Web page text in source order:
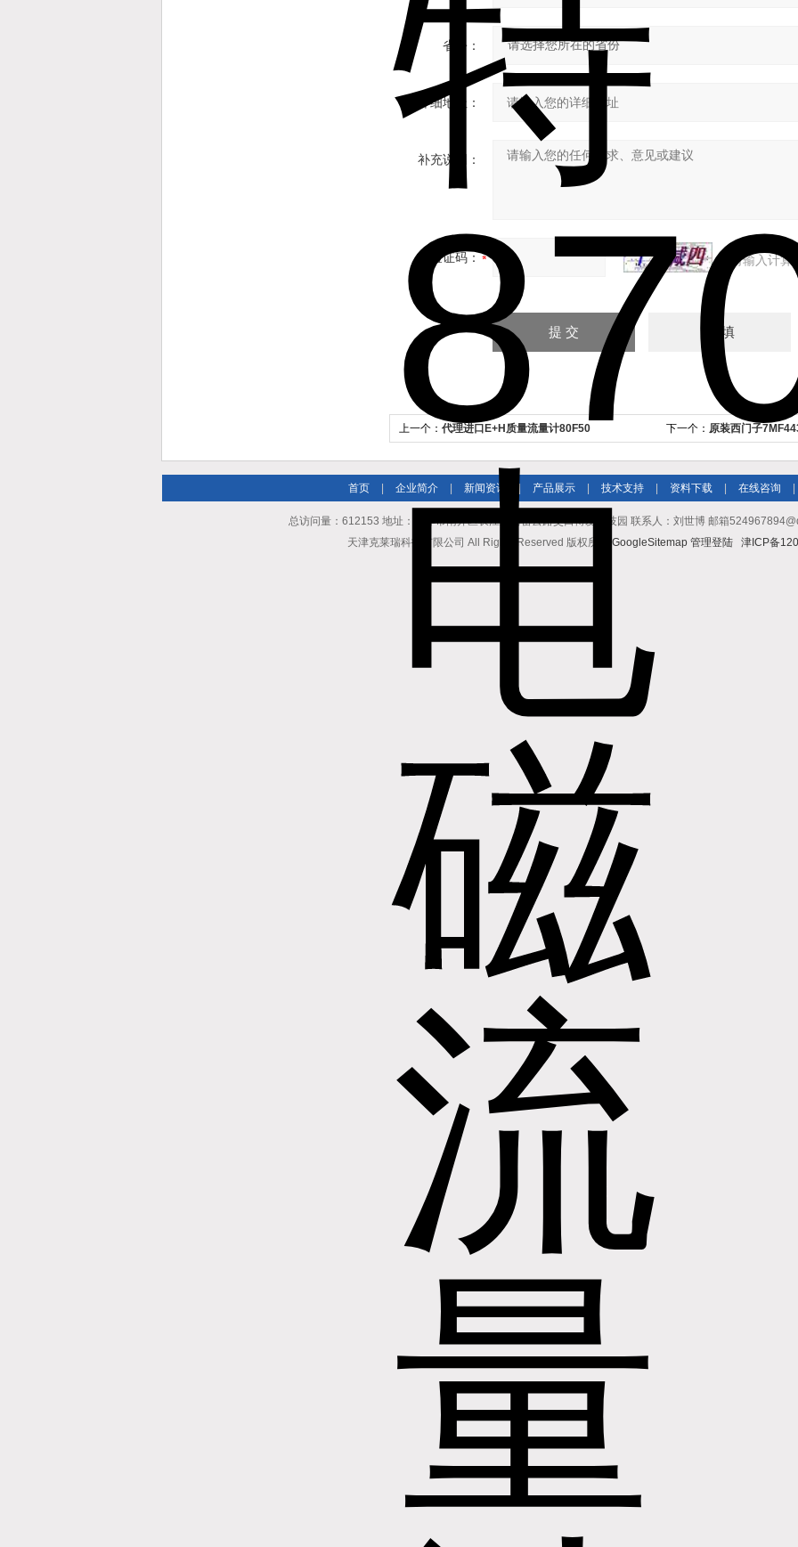
省份：
详细地址：
补充说明：
验证码： 请输入计
上一个： 代理进口E+H质量流量计80F50 下一个： 原装西门子
首页 企业简介 新闻资讯 | 产品展示 技术支持 资料下载 在线咨询
总访问量：612153 地址：天津市南开区长江道与密云路交口博爱科技园 联系人：刘世博 邮箱
天津克莱瑞科技有限公司 All Rights Reserved 版权所有 GoogleSitemap 管理登陆 津ICP备